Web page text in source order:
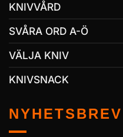
KNIVVÅRD
SVÅRA ORD A-Ö
VÄLJA KNIV
KNIVSNACK
NYHETSBREV